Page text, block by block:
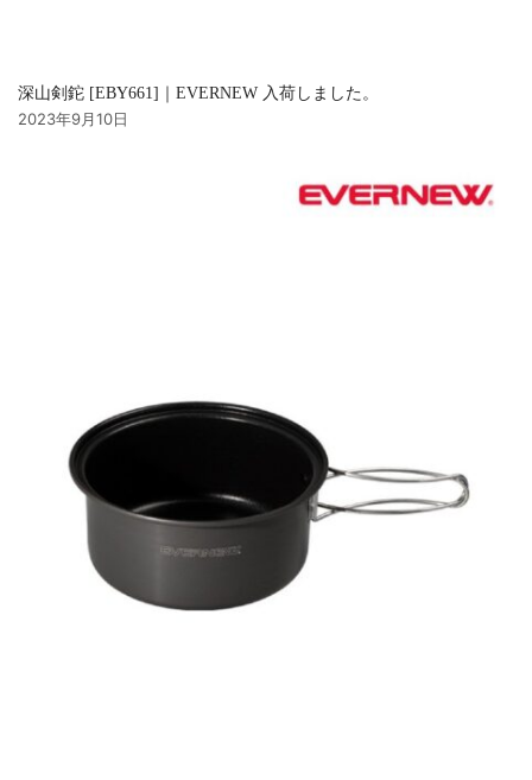
深山剣鉈 [EBY661]｜EVERNEW 入荷しました。
2023年9月10日